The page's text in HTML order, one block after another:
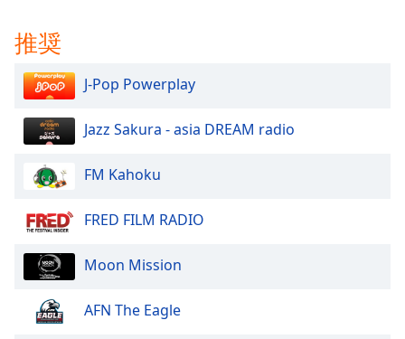
Text
Background
Color
Area
Opacity
推奨
J-Pop Powerplay
Jazz Sakura - asia DREAM radio
FM Kahoku
FRED FILM RADIO
Moon Mission
AFN The Eagle